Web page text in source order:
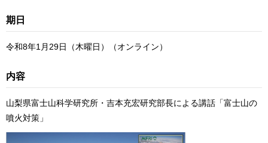
期日
令和8年1月29日（木曜日）（オンライン）
内容
山梨県富士山科学研究所・吉本充宏研究部長による講話「富士山の
噴火対策」